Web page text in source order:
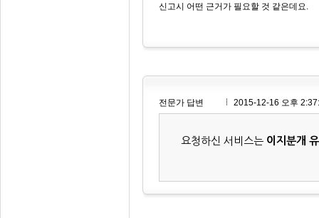
신고시 어떤 근거가 필요할 것 같은데요.
전문가 답변 2015-12-16 오후
요청하신 서비스는 이지분개